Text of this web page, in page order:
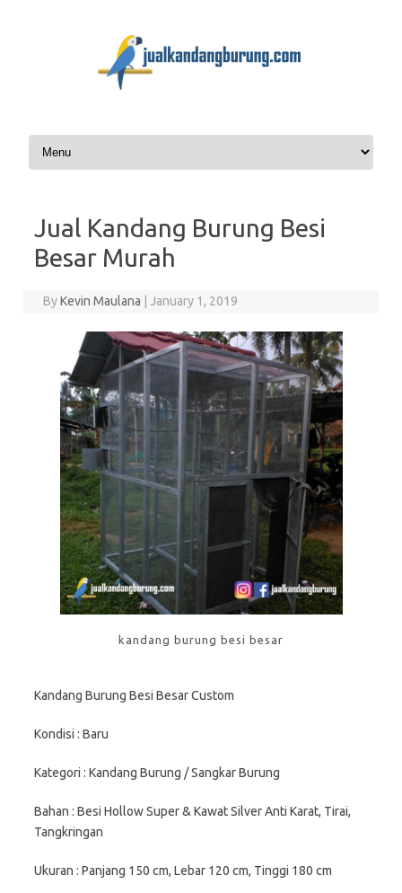
Skip to content
Jual Kandang Burung Besi
Besar Murah
ByKevin Maulana January 1, 2019
kandang burung besi besar
Kandang Burung Besi Besar Custom
Kondisi : Baru
Kategori : Kandang Burung / Sangkar Burung
Bahan : Besi Hollow Super & Kawat Silver Anti Karat, Tirai,
Tangkringan
Ukuran : Panjang 150 cm, Lebar 120 cm, Tinggi 180 cm